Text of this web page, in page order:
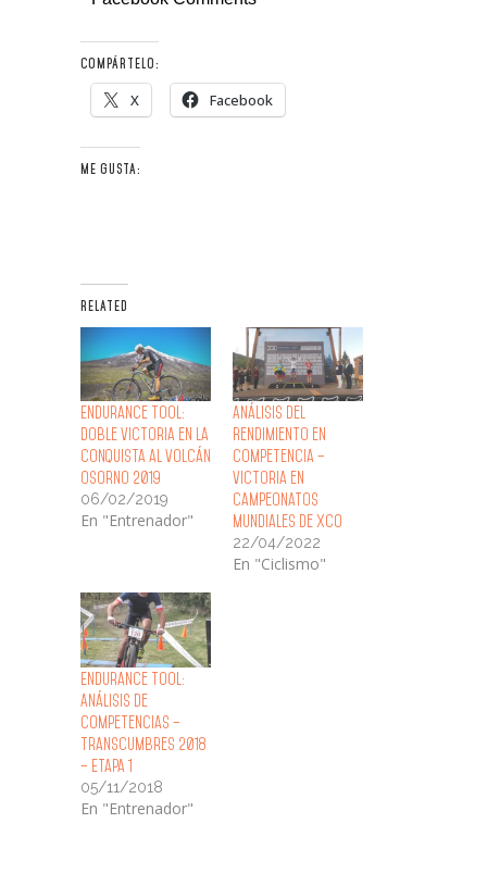
COMPÁRTELO:
X Facebook
ME GUSTA:
RELATED
Endurance Tool:
Doble Victoria en la
Conquista al Volcán
Osorno 2019
06/02/2019
En "Entrenador"
Análisis del
Rendimiento en
Competencia –
Victoria en
Campeonatos
Mundiales de XCO
22/04/2022
En "Ciclismo"
Endurance Tool:
Análisis de
Competencias –
Transcumbres 2018
– Etapa 1
05/11/2018
En "Entrenador"